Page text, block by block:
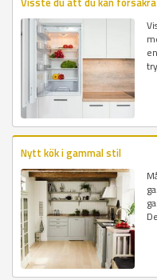
Nytt kök i gammal stil